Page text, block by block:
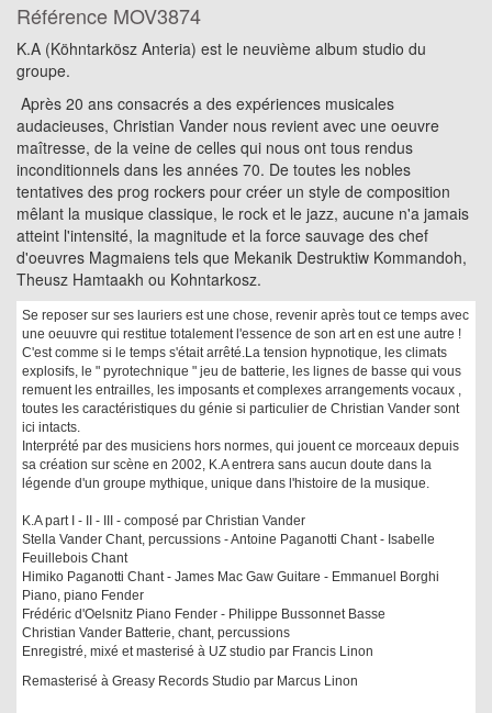
Référence MOV3874
K.A (Köhntarkösz Anteria) est le neuvième album studio du
groupe.
Après 20 ans consacrés a des expériences musicales
audacieuses, Christian Vander nous revient avec une oeuvre
maîtresse, de la veine de celles qui nous ont tous rendus
inconditionnels dans les années 70. De toutes les nobles
tentatives des prog rockers pour créer un style de composition
mêlant la musique classique, le rock et le jazz, aucune n'a jamais
atteint l'intensité, la magnitude et la force sauvage des chef
d'oeuvres Magmaiens tels que Mekanik Destruktiw Kommandoh,
Theusz Hamtaakh ou Kohntarkosz.
Se reposer sur ses lauriers est une chose, revenir après tout ce temps avec
une oeuuvre qui restitue totalement l'essence de son art en est une autre !
C'est comme si le temps s'était arrêté.La tension hypnotique, les climats
explosifs, le " pyrotechnique " jeu de batterie, les lignes de basse qui vous
remuent les entrailles, les imposants et complexes arrangements vocaux ,
toutes les caractéristiques du génie si particulier de Christian Vander sont
ici intacts.
Interprété par des musiciens hors normes, qui jouent ce morceaux depuis
sa création sur scène en 2002, K.A entrera sans aucun doute dans la
légende d'un groupe mythique, unique dans l'histoire de la musique.
K.A part I - II - III - composé par Christian Vander
Stella Vander Chant, percussions - Antoine Paganotti Chant - Isabelle
Feuillebois Chant
Himiko Paganotti Chant - James Mac Gaw Guitare - Emmanuel Borghi
Piano, piano Fender
Frédéric d'Oelsnitz Piano Fender - Philippe Bussonnet Basse
Christian Vander Batterie, chant, percussions
Enregistré, mixé et masterisé à UZ studio par Francis Linon
Remasterisé à Greasy Records Studio par Marcus Linon